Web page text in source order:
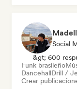
Social
&gt; 600
Funk brasileño
DancehallDrill /
Crear